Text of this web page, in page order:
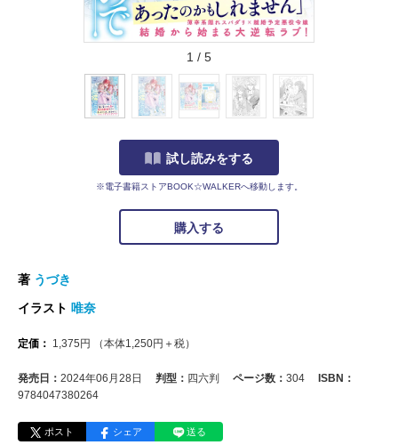
1 / 5
試し読みをする
※電子書籍ストアBOOK☆WALKERへ移動します。
購入する
著 うづき
イラスト 唯奈
定価： 1,375 円 （本体1,250円＋税）
発売日： 2024年06月28日 判型： 四六判 ページ数： 304
ISBN：
9784047380264
ポスト シェア 送る